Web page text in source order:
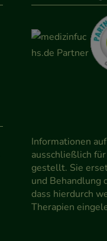
Informationen
ausschließlich
gestellt. Sie
und Behandlung
dass hierdurch
Therapien